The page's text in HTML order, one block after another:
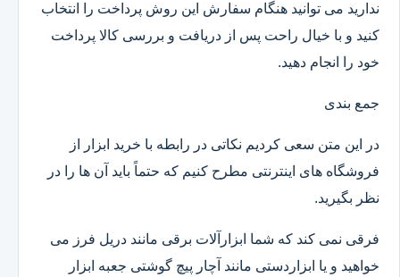
ندارید می توانید هنگام سفارش این روش پرداخت را انتخاب
کنید و با خیال راحت پس از دریافت و بررسی کالا پرداخت
خود را انجام دهید.
جمع بندی
در این متن سعی کردیم نکاتی در رابطه با خرید ابزار از
فروشگاه های اینترنتی مطرح کنیم که حتماً باید آن ها را در
نظر بگیرید.
فرقی نمی کند که شما ابزارآلات برقی مانند دریل فرز می
خواهید و یا ابزاردستی مانند آچار پیچ گوشتی جعبه ابزار